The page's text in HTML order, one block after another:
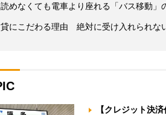
めなくても電車より座れる「バス移動」
にこだわる理由 絶対に受け入れられな
【クレジット決